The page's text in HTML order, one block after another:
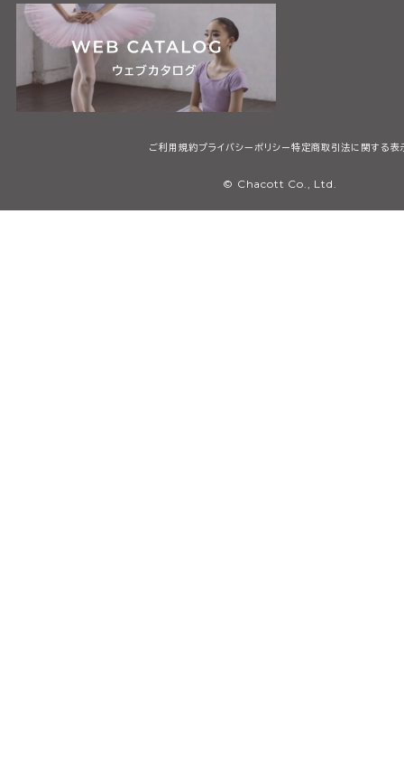
ご利用規約プライバシーポリシー特定商取引法に関する表
© Chacott Co., Ltd.